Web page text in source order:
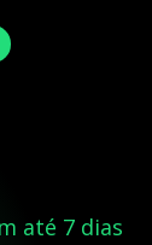
até 7 dias